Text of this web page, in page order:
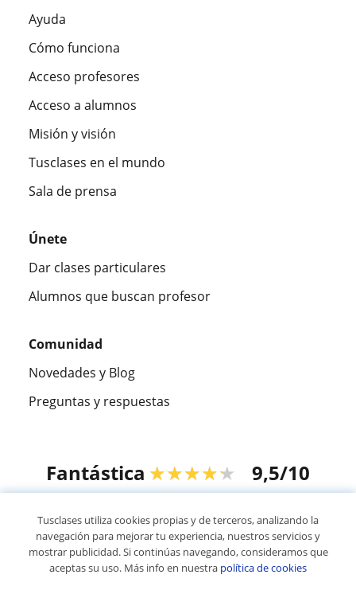
Ayuda
Cómo funciona
Acceso profesores
Acceso a alumnos
Misión y visión
Tusclases en el mundo
Sala de prensa
Únete
Dar clases particulares
Alumnos que buscan profesor
Comunidad
Novedades y Blog
Preguntas y respuestas
Fantástica ★★★★★ 9,5/10
© 2007 - 2026 Tusclases.com.ve
Tusclases utiliza cookies propias y de terceros, analizando la
navegación para mejorar tu experiencia, nuestros servicios y
mostrar publicidad. Si continúas navegando, consideramos que
aceptas su uso. Más info en nuestra política de cookies